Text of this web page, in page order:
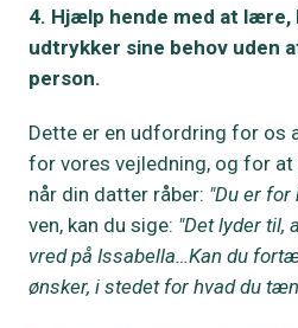
4. Hjælp hende med at lære,
udtrykker sine behov uden
person.
Dette er en udfordring for os
for vores vejledning, og for
når din datter råber: "Du er for
ven, kan du sige: "Det lyder til,
vred på Issabella…Kan du
ønsker, i stedet for hvad du